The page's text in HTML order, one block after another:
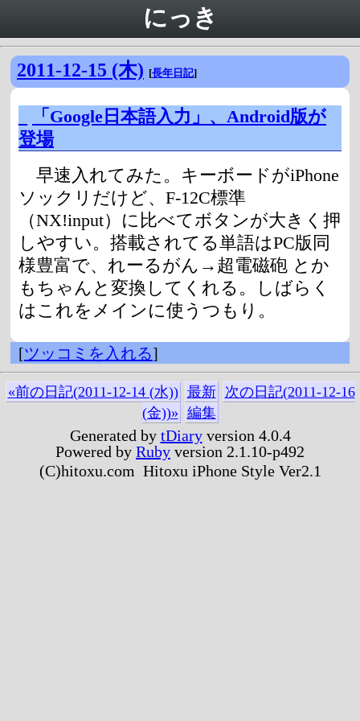
にっき
2011-12-15 (木) [長年日記]
「Google日本語入力」、Android版が
登場
早速入れてみた。キーボードがiPhone
ソックリだけど、F-12C標準
（NX!input）に比べてボタンが大きく押
しやすい。搭載されてる単語はPC版同
様豊富で、れーるがん→超電磁砲 とか
もちゃんと変換してくれる。しばらく
はこれをメインに使うつもり。
[ツッコミを入れる]
«前の日記(2011-12-14 (水)) 最新
次の日記(2011-12-16
(金))» 編集
Generated by tDiaryversion 4.0.4
Powered by Ruby version 2.1.10-p492